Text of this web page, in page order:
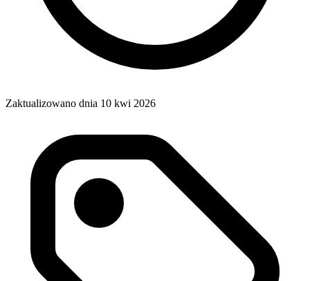
Zaktualizowano dnia 10 kwi 2026